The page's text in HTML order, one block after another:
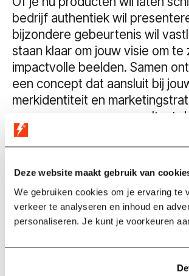
Deze website maakt gebruik van
We gebruiken cookies om je ervaring te
verkeer te analyseren en inhoud en
personaliseren. Je kunt je voorkeuren
bedrijf authentiek wil
bijzondere gebeurtenis wil
staan klaar om jouw visie om te
impactvolle beelden. Samen
een concept dat aansluit bij
merkidentiteit en
zorgen we voor een resultaat
verschil maakt.
Waarom kiezen voor
The Creators Hub?
Onze fotografie tilt jouw
naar een hoger niveau. Of je de
mailcampagnes of je website,
voor een consistente en